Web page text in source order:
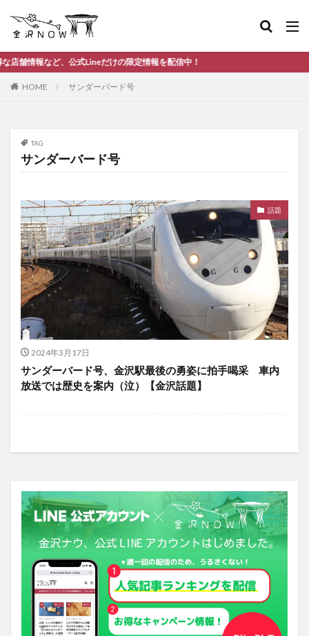
公式Lineだけの限定情報を配信中！
HOME サンダーバード号
TAG
サンダーバード号
話題
2024年3月17日
サンダーバード号、金沢駅最後の勇姿に拍手喝采 車内
放送では歴史を案内（泣）【金沢話題】